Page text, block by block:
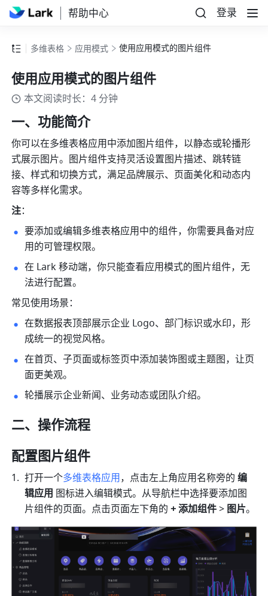
帮助中心 登录
多维表格 应用模式 使用应用模式的图片组件
使用应用模式的图片组件
本文阅读时长：4 分钟
一、功能简介
你可以在多维表格应用中添加图片组件，以静态或轮播形
式展示图片。图片组件支持灵活设置图片描述、跳转链
接、样式和切换方式，满足品牌展示、页面美化和动态内
容等多样化需求。
注：
要添加或编辑多维表格应用中的组件，你需要具备对应
用的可管理权限。
在 Lark 移动端，你只能查看应用模式的图片组件，无
法进行配置。
常见使用场景：
在数据报表顶部展示企业 Logo、部门标识或水印，形
成统一的视觉风格。
在首页、子页面或标签页中添加装饰图或主题图，让页
面更美观。
轮播展示企业新闻、业务动态或团队介绍。
二、操作流程
配置图片组件
打开一个多维表格应用，点击左上角应用名称旁的 编
辑应用 图标进入编辑模式。从导航栏中选择要添加图
片组件的页面。点击页面左下角的 + 添加组件 > 图片。